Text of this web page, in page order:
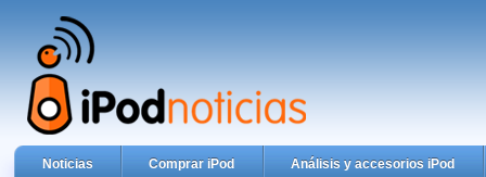
Noticias Comprar iPod Análisis y accesorios iPod